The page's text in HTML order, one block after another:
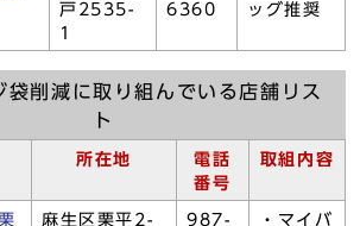
戸2535-
1
6360
ッグ推奨
削減に取り組んでいる店舗リス
ト
所在地
電話
番号
取組内容
麻生区栗平2-
987-
・マイバ